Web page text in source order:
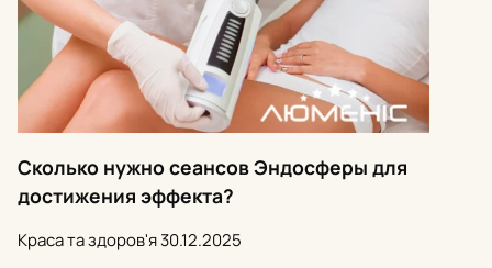
Сколько нужно сеансов Эндосферы для
достижения эффекта?
Краса та здоров'я30.12.2025